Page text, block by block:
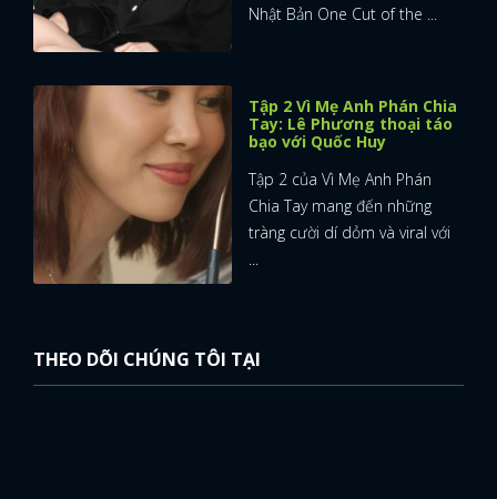
Nhật Bản One Cut of the ...
Tập 2 Vì Mẹ Anh Phán Chia
Tay: Lê Phương thoại táo
bạo với Quốc Huy
Tập 2 của Vì Mẹ Anh Phán
Chia Tay mang đến những
tràng cười dí dỏm và viral với
...
THEO DÕI CHÚNG TÔI TẠI